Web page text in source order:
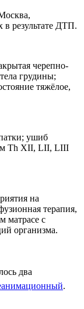
в результате ДТП.
черепно-
грудины;
тяжёлое,
ушиб
Th XII, LII, LIII
на
терапия,
матрасе с
организма.
два
.